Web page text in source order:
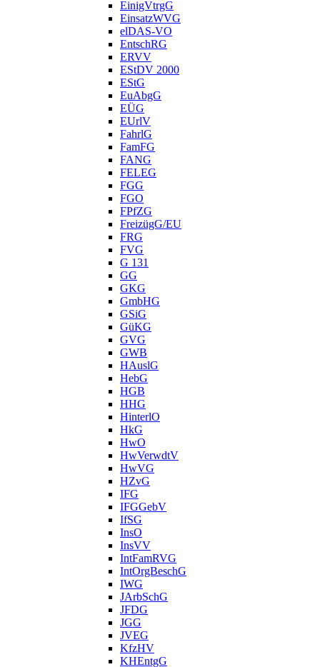
EinigVtrgG
EinsatzWVG
elDAS-VO
EntschRG
ERVV
EStDV 2000
EStG
EuAbgG
EÜG
EUrlV
FahrlG
FamFG
FANG
FELEG
FGG
FGO
FPfZG
FreizügG/EU
FRG
FVG
G 131
GG
GKG
GmbHG
GSiG
GüKG
GVG
GWB
HAuslG
HebG
HGB
HHG
HinterlO
HkG
HwO
HwVerwdtV
HwVG
HZvG
IFG
IFGGebV
IfSG
InsO
InsVV
IntFamRVG
IntOrgBeschG
IWG
JArbSchG
JFDG
JGG
JVEG
KfzHV
KHEntgG